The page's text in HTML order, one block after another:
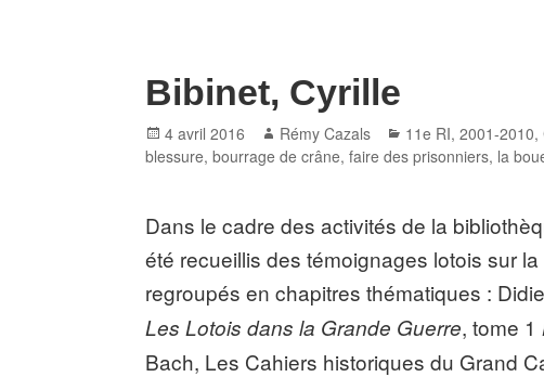
Bibinet, Cyrille
Posted
on
4 avril 2016 Author
Rémy Cazals Categories
11e RI,2001-2010,
blessure,bourrage de crâne,faire des prisonniers, la
Dans le cadre des activités de la
été recueillis des témoignages lotois sur
regroupés en chapitres thématiques :
Les Lotois dans la Grande Guerre, tome 1
Bach, Les Cahiers historiques du Grand